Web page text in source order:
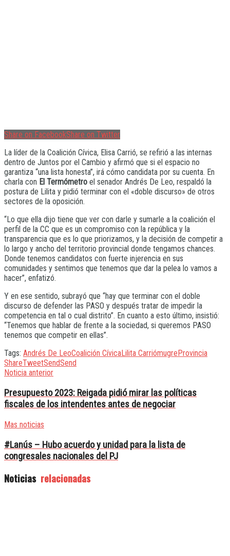
Share on FacebookShare on Twitter
La líder de la Coalición Cívica, Elisa Carrió, se refirió a las internas
dentro de Juntos por el Cambio y afirmó que si el espacio no
garantiza “una lista honesta”, irá cómo candidata por su cuenta. En
charla con El Termómetro el senador Andrés De Leo, respaldó la
postura de Lilita y pidió terminar con el «doble discurso» de otros
sectores de la oposición.
“Lo que ella dijo tiene que ver con darle y sumarle a la coalición el
perfil de la CC que es un compromiso con la república y la
transparencia que es lo que priorizamos, y la decisión de competir a
lo largo y ancho del territorio provincial donde tengamos chances.
Donde tenemos candidatos con fuerte injerencia en sus
comunidades y sentimos que tenemos que dar la pelea lo vamos a
hacer”, enfatizó.
Y en ese sentido, subrayó que “hay que terminar con el doble
discurso de defender las PASO y después tratar de impedir la
competencia en tal o cual distrito”. En cuanto a esto último, insistió:
“Tenemos que hablar de frente a la sociedad, si queremos PASO
tenemos que competir en ellas”.
Tags: Andrés De LeoCoalición CívicaLilita Carriómugre Provincia
ShareTweetSendSend
Noticia anterior
Presupuesto 2023: Reigada pidió mirar las políticas
fiscales de los intendentes antes de negociar
Mas noticias
#Lanús – Hubo acuerdo y unidad para la lista de
congresales nacionales del PJ
Noticias relacionadas